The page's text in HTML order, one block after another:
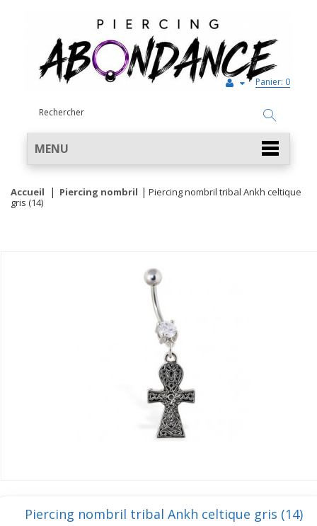
Panier: 0
MENU
Accueil Piercing nombril
Piercing nombril tribal Ankh celtique
gris (14)
Piercing nombril tribal Ankh celtique gris (14)